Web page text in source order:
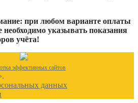
при любом варианте оплаты
указывать показания
учёта!
эффективных сайтов
данных